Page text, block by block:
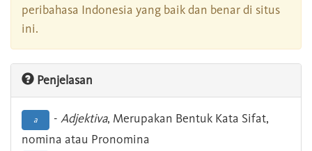
peribahasa Indonesia yang baik dan benar di situs
ini.
Penjelasan
a - Adjektiva, Merupakan Bentuk Kata Sifat,
nomina atau Pronomina